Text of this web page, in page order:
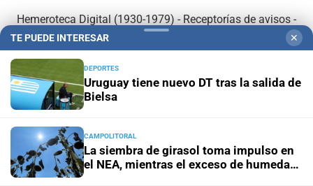
Hemeroteca Digital (1930-1979) - Receptorías de avisos -
Administración y Publicidad
Elementos institucionales -
Opcionales con El Litoral
El Litoral es miembro de:
TE PUEDE INTERESAR ✕
DEPORTES
Uruguay tiene nuevo DT tras la salida de
Bielsa
CAMPOLITORAL
La siembra de girasol toma impulso en
el NEA, mientras el exceso de humedad